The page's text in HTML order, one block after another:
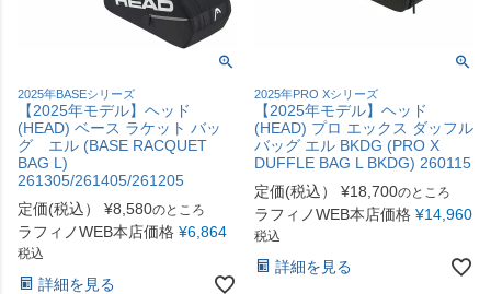
2025年BASEシリーズ
【2025年モデル】ヘッド
(HEAD) ベース ラケット バッ
グ エル (BASE RACQUET
BAG L)
261305/261405/261205
定価(税込）
¥8,580のところ
ラフィノWEB本店価格 ¥6,864
税込
詳細を見る
2025年PRO Xシリーズ
【2025年モデル】ヘッド
(HEAD) プロ エックス ダッフル
バッグ エル BKDG (PRO X
DUFFLE BAG L BKDG) 260115
定価(税込）
¥18,700のところ
ラフィノWEB本店価格 ¥14,960
税込
詳細を見る